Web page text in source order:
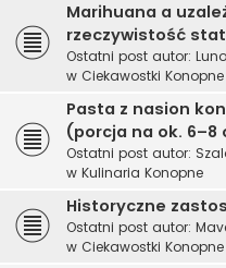
Marihuana a
rzeczywistość
Ostatni post autor: Luno
w Ciekawostki Konopne
Pasta z nasion
(porcja na ok. 6–8
Ostatni post autor:
w Kulinaria Konopne
Historyczne
Ostatni post autor:
w Ciekawostki Konopne